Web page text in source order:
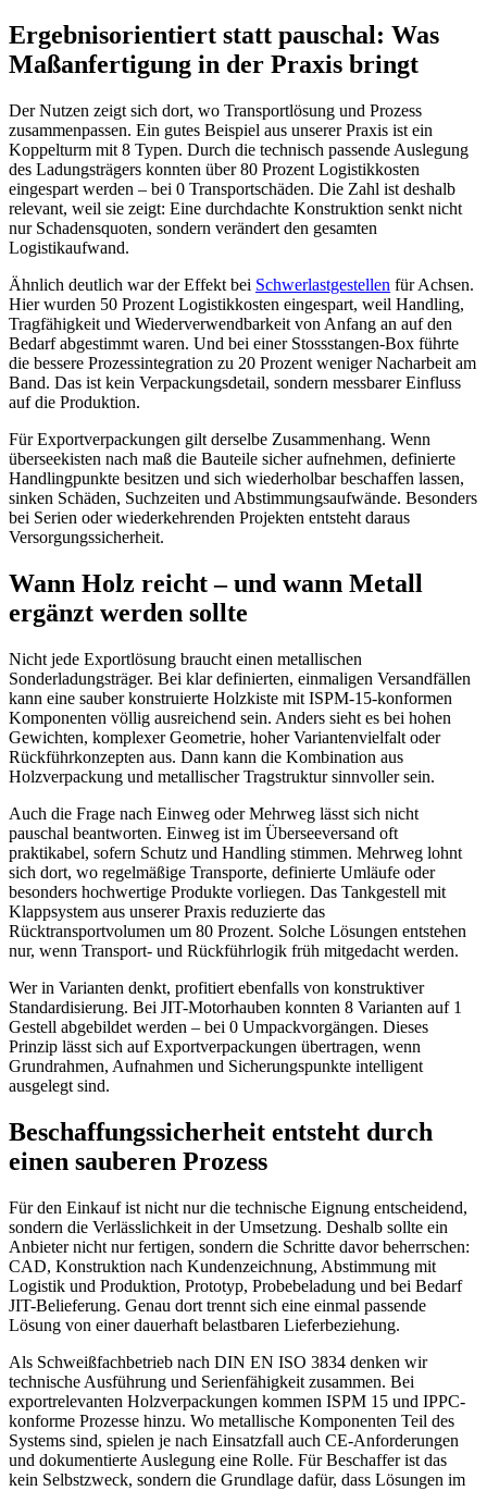
Ergebnisorientiert statt pauschal: Was
Maßanfertigung in der Praxis bringt
Der Nutzen zeigt sich dort, wo Transportlösung und Prozess
zusammenpassen. Ein gutes Beispiel aus unserer Praxis ist ein
Koppelturm mit 8 Typen. Durch die technisch passende Auslegung
des Ladungsträgers konnten über 80 Prozent Logistikkosten
eingespart werden – bei 0 Transportschäden. Die Zahl ist deshalb
relevant, weil sie zeigt: Eine durchdachte Konstruktion senkt nicht
nur Schadensquoten, sondern verändert den gesamten
Logistikaufwand.
Ähnlich deutlich war der Effekt bei Schwerlastgestellen für Achsen.
Hier wurden 50 Prozent Logistikkosten eingespart, weil Handling,
Tragfähigkeit und Wiederverwendbarkeit von Anfang an auf den
Bedarf abgestimmt waren. Und bei einer Stossstangen-Box führte
die bessere Prozessintegration zu 20 Prozent weniger Nacharbeit am
Band. Das ist kein Verpackungsdetail, sondern messbarer Einfluss
auf die Produktion.
Für Exportverpackungen gilt derselbe Zusammenhang. Wenn
überseekisten nach maß die Bauteile sicher aufnehmen, definierte
Handlingpunkte besitzen und sich wiederholbar beschaffen lassen,
sinken Schäden, Suchzeiten und Abstimmungsaufwände. Besonders
bei Serien oder wiederkehrenden Projekten entsteht daraus
Versorgungssicherheit.
Wann Holz reicht – und wann Metall
ergänzt werden sollte
Nicht jede Exportlösung braucht einen metallischen
Sonderladungsträger. Bei klar definierten, einmaligen Versandfällen
kann eine sauber konstruierte Holzkiste mit ISPM-15-konformen
Komponenten völlig ausreichend sein. Anders sieht es bei hohen
Gewichten, komplexer Geometrie, hoher Variantenvielfalt oder
Rückführkonzepten aus. Dann kann die Kombination aus
Holzverpackung und metallischer Tragstruktur sinnvoller sein.
Auch die Frage nach Einweg oder Mehrweg lässt sich nicht
pauschal beantworten. Einweg ist im Überseeversand oft
praktikabel, sofern Schutz und Handling stimmen. Mehrweg lohnt
sich dort, wo regelmäßige Transporte, definierte Umläufe oder
besonders hochwertige Produkte vorliegen. Das Tankgestell mit
Klappsystem aus unserer Praxis reduzierte das
Rücktransportvolumen um 80 Prozent. Solche Lösungen entstehen
nur, wenn Transport- und Rückführlogik früh mitgedacht werden.
Wer in Varianten denkt, profitiert ebenfalls von konstruktiver
Standardisierung. Bei JIT-Motorhauben konnten 8 Varianten auf 1
Gestell abgebildet werden – bei 0 Umpackvorgängen. Dieses
Prinzip lässt sich auf Exportverpackungen übertragen, wenn
Grundrahmen, Aufnahmen und Sicherungspunkte intelligent
ausgelegt sind.
Beschaffungssicherheit entsteht durch
einen sauberen Prozess
Für den Einkauf ist nicht nur die technische Eignung entscheidend,
sondern die Verlässlichkeit in der Umsetzung. Deshalb sollte ein
Anbieter nicht nur fertigen, sondern die Schritte davor beherrschen:
CAD, Konstruktion nach Kundenzeichnung, Abstimmung mit
Logistik und Produktion, Prototyp, Probebeladung und bei Bedarf
JIT-Belieferung. Genau dort trennt sich eine einmal passende
Lösung von einer dauerhaft belastbaren Lieferbeziehung.
Als Schweißfachbetrieb nach DIN EN ISO 3834 denken wir
technische Ausführung und Serienfähigkeit zusammen. Bei
exportrelevanten Holzverpackungen kommen ISPM 15 und IPPC-
konforme Prozesse hinzu. Wo metallische Komponenten Teil des
Systems sind, spielen je nach Einsatzfall auch CE-Anforderungen
und dokumentierte Auslegung eine Rolle. Für Beschaffer ist das
kein Selbstzweck, sondern die Grundlage dafür, dass Lösungen im